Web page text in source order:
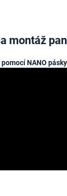
montáž
NANO pásky